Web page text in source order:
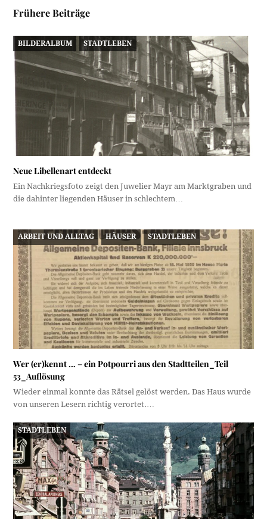
Frühere Beiträge
BILDERALBUM STADTLEBEN
Neue Libellenart entdeckt
Ein Nachkriegsfoto zeigt den Juwelier Mayr am Marktgraben und
die dahinter liegenden Häuser in schlechtem…
ARBEIT UND ALLTAG HÄUSER STADTLEBEN
Wer (er)kennt … – ein Potpourri aus den Stadtteilen_Teil
53_Auflösung
Wieder einmal konnte das Rätsel gelöst werden. Das Haus wurde
von unseren Lesern richtig verortet.…
STADTLEBEN